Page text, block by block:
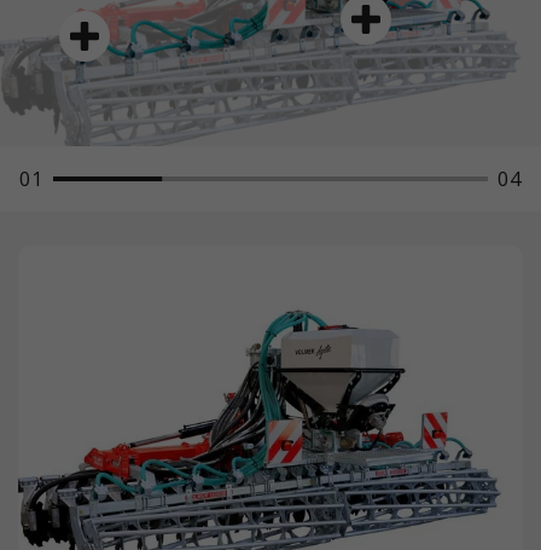
01 04
Tiempo
de
ejecución
1 año
Este valor guarda su configuración
cosas, un ID generado
Propósito
Esta cookie es instalada por Google
Analytics. La cookie se utiliza para
calcular los datos de visitantes,
sesiones y campañas y para realizar
un seguimiento del uso del sitio web
para el informe de análisis del sitio
_ga_xxxxxxxxxx
Google LLC
Tiempo
de
ejecución
2 años